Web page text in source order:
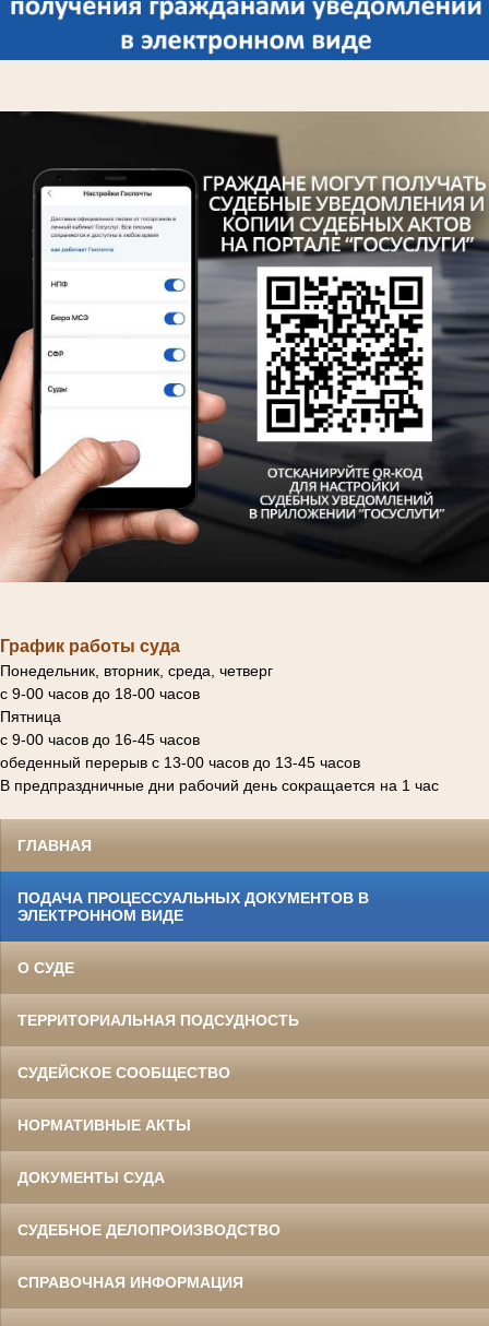
График работы суда
Понедельник, вторник, среда, четверг
с 9-00 часов до 18-00 часов
Пятница
с 9-00 часов до 16-45 часов
обеденный перерыв с 13-00 часов до 13-45 часов
В предпраздничные дни рабочий день сокращается на 1 час
ГЛАВНАЯ
ПОДАЧА ПРОЦЕССУАЛЬНЫХ ДОКУМЕНТОВ В
ЭЛЕКТРОННОМ ВИДЕ
О СУДЕ
ТЕРРИТОРИАЛЬНАЯ ПОДСУДНОСТЬ
СУДЕЙСКОЕ СООБЩЕСТВО
НОРМАТИВНЫЕ АКТЫ
ДОКУМЕНТЫ СУДА
СУДЕБНОЕ ДЕЛОПРОИЗВОДСТВО
СПРАВОЧНАЯ ИНФОРМАЦИЯ